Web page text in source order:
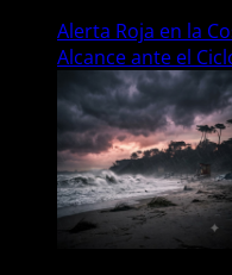
Alerta Roja en la
Alcance ante el